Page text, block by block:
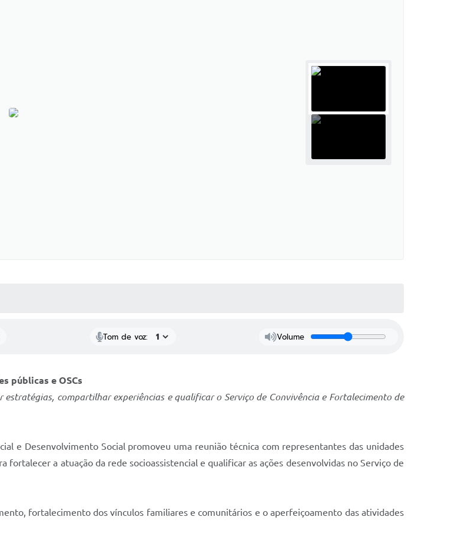
Tom de voz: Volume
públicas e OSCs
compartilhar experiências e qualificar o Serviço de Convivência e Fortalecimento de
e Desenvolvimento Social promoveu uma reunião técnica com representantes das unidades
fortalecer a atuação da rede socioassistencial e qualificar as ações desenvolvidas no Serviço de
fortalecimento dos vínculos familiares e comunitários e o aperfeiçoamento das atividades